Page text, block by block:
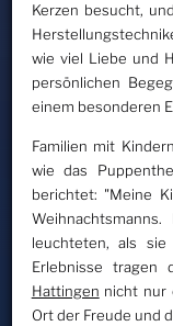
Kerzen besucht,
wie viel Liebe und
persönlichen
einem besonderen
Familien mit
wie das
berichtet: "Meine
leuchteten, als sie
Erlebnisse tragen
Hattingen nicht nur
Ort der Freude und